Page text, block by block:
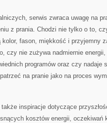
serwis zwraca uwagę na
z prania. Chodzi nie tylko o to,
kolor, fason, miękkość i przyjemny
czy nie zużywa nadmiernie energii,
programów oraz czy nadaje
na pranie jako na proces
inspiracje dotyczące
kosztów energii, oczekiwań